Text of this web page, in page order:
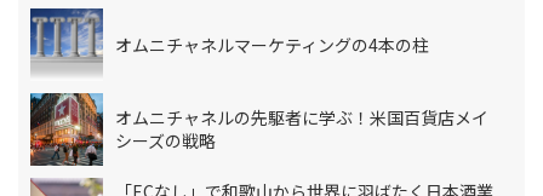
オムニチャネルマーケティングの4本の柱
オムニチャネルの先駆者に学ぶ！米国百貨店メイ
シーズの戦略
「ECなし」で和歌山から世界に羽ばたく日本酒業